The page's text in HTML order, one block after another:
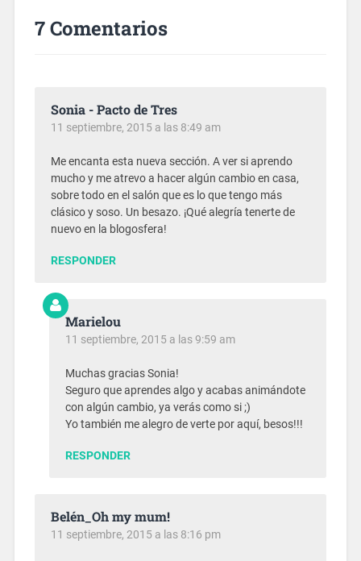
7 Comentarios
Sonia - Pacto de Tres
11 septiembre, 2015 a las 8:49 am
Me encanta esta nueva sección. A ver si aprendo
mucho y me atrevo a hacer algún cambio en casa,
sobre todo en el salón que es lo que tengo más
clásico y soso. Un besazo. ¡Qué alegría tenerte de
nuevo en la blogosfera!
RESPONDER
Marielou
11 septiembre, 2015 a las 9:59 am
Muchas gracias Sonia!
Seguro que aprendes algo y acabas animándote
con algún cambio, ya verás como si ;)
Yo también me alegro de verte por aquí, besos!!!
RESPONDER
Belén_Oh my mum!
11 septiembre, 2015 a las 8:16 pm